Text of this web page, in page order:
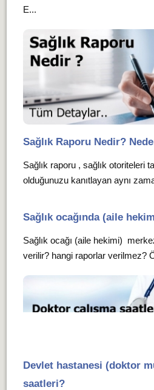
E...
Sağlık Raporu Nedir?
Sağlık raporu , sağlık otoriteleri
olduğunuzu kanıtlayan aynı
Sağlık ocağında (aile
Sağlık ocağı (aile hekimi)
verilir? hangi raporlar verilmez?
Devlet hastanesi (doktor
saatleri?